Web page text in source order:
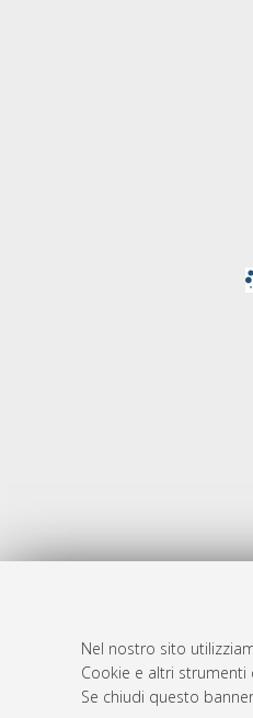
Nel nostro sito
Cookie e altri
Se chiudi questo
Atom
Rss 1.0